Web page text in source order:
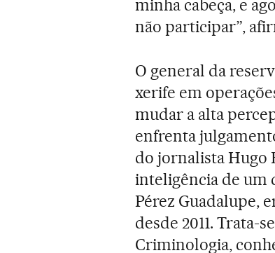
minha cabeça, e
não participar”,
O general da
xerife em
mudar a alta
enfrenta
do jornalista Hugo
inteligência de um
Pérez Guadalupe,
desde 2011. Trata-
Criminologia,